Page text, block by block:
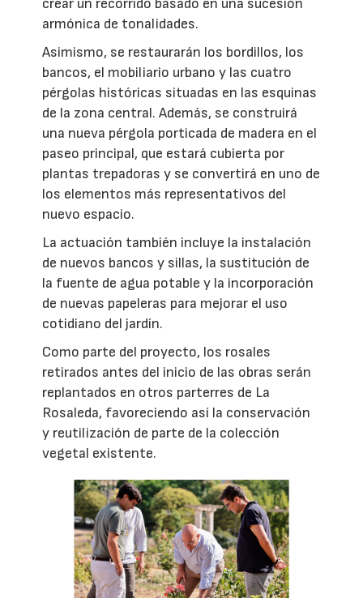
crear un recorrido basado en una sucesión
armónica de tonalidades.
Asimismo, se restaurarán los bordillos, los
bancos, el mobiliario urbano y las cuatro
pérgolas históricas situadas en las esquinas
de la zona central. Además, se construirá
una nueva pérgola porticada de madera en el
paseo principal, que estará cubierta por
plantas trepadoras y se convertirá en uno de
los elementos más representativos del
nuevo espacio.
La actuación también incluye la instalación
de nuevos bancos y sillas, la sustitución de
la fuente de agua potable y la incorporación
de nuevas papeleras para mejorar el uso
cotidiano del jardín.
Como parte del proyecto, los rosales
retirados antes del inicio de las obras serán
replantados en otros parterres de La
Rosaleda, favoreciendo así la conservación
y reutilización de parte de la colección
vegetal existente.